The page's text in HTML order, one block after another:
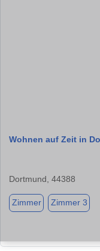
Wohnen auf Zeit in
Dortmund, 44388
Zimmer Zimmer 3